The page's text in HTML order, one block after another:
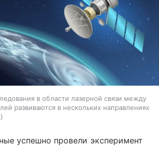
в области лазерной связи между
развиваются в нескольких направлениях
успешно провели эксперимент